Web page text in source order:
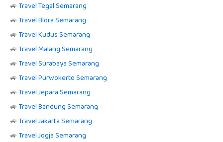
🚙 Travel Tegal Semarang
🚙 Travel Blora Semarang
🚙 Travel Kudus Semarang
🚙 Travel Malang Semarang
🚙 Travel Surabaya Semarang
🚙 Travel Purwokerto Semarang
🚙 Travel Jepara Semarang
🚙 Travel Bandung Semarang
🚙 Travel Jakarta Semarang
🚙 Travel Jogja Semarang